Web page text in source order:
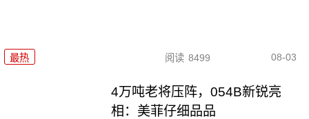
最热 阅读 8499 08-03
4万吨老将压阵，054B新锐亮
相：美菲仔细品品